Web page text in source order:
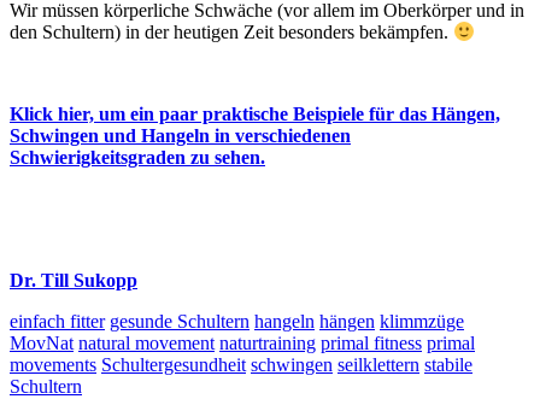
Wir müssen körperliche Schwäche (vor allem im Oberkörper und in
den Schultern) in der heutigen Zeit besonders bekämpfen.
Klick hier, um ein paar praktische Beispiele für das Hängen,
Schwingen und Hangeln in verschiedenen
Schwierigkeitsgraden zu sehen.
Dr. Till Sukopp
einfach fitter gesunde Schultern hangeln hängen klimmzüge
MovNat natural movement naturtraining primal fitness primal
movements Schultergesundheit schwingen seilklettern stabile
Schultern